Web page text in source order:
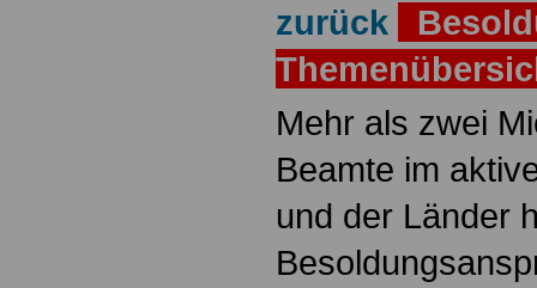
zurück
Mehr als zwei
Beamte im
und der Länder